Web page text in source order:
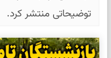
توضیحاتی منتشر کرد.